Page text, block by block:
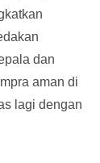
dan
aman di
lagi dengan